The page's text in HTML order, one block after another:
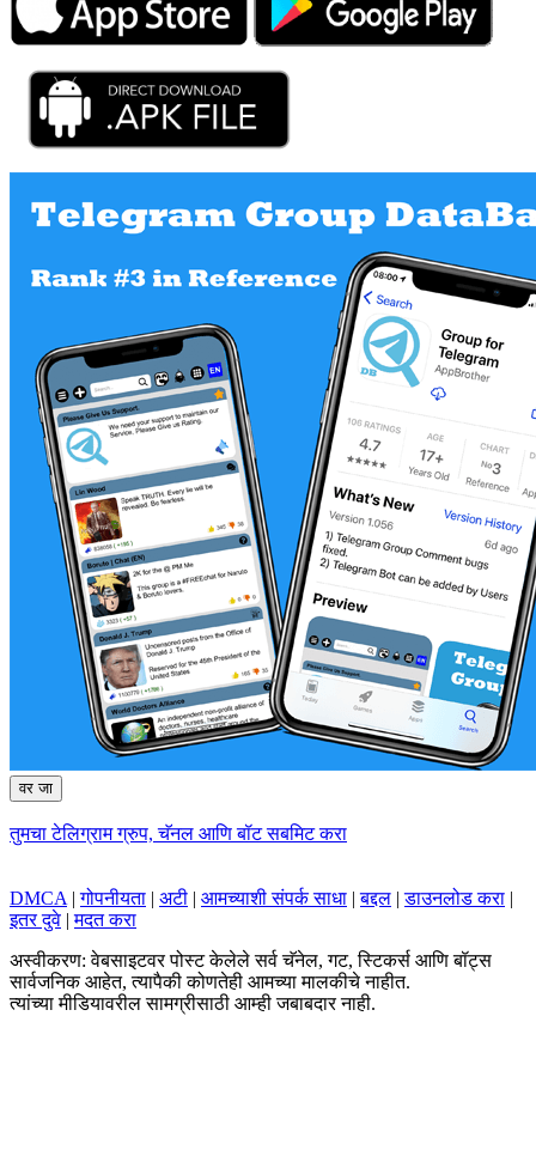
वर जा
तुमचा टेलिग्राम ग्रुप, चॅनल आणि बॉट सबमिट करा
DMCA |गोपनीयता | अटी | आमच्याशी संपर्क साधा |बद्दल |डाउनलोड करा |
इतर दुवे |मदत करा
अस्वीकरण: वेबसाइटवर पोस्ट केलेले सर्व चॅनेल, गट, स्टिकर्स आणि बॉट्स
सार्वजनिक आहेत, त्यापैकी कोणतेही आमच्या मालकीचे नाहीत.
त्यांच्या मीडियावरील सामग्रीसाठी आम्ही जबाबदार नाही.